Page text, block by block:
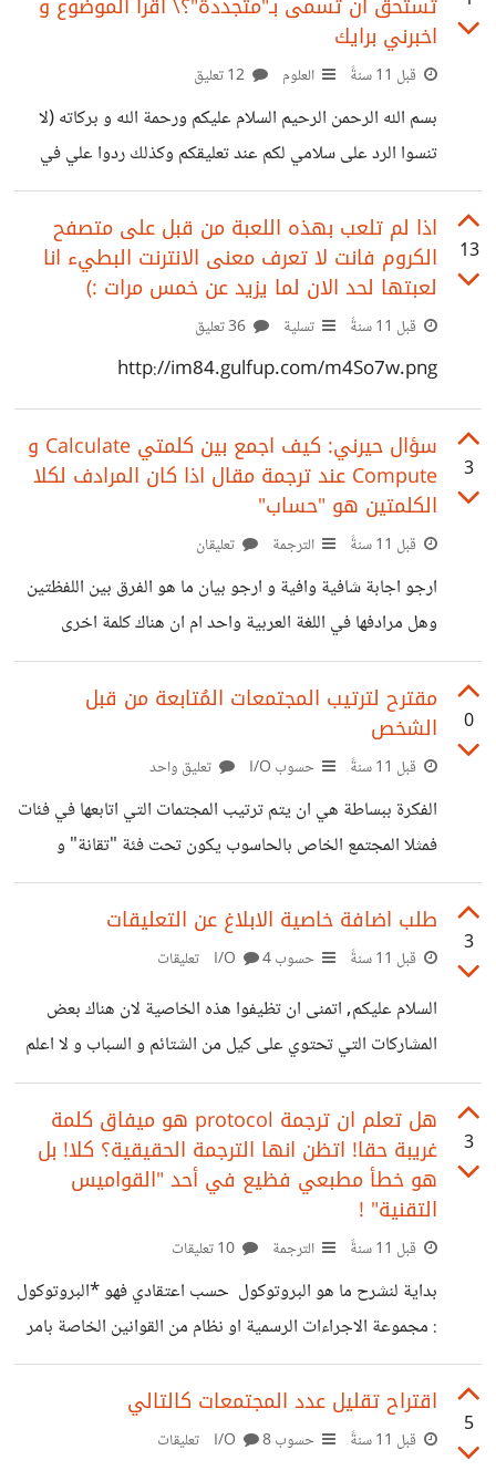
اخبرني برايك
قبل 11 سنةً العلوم
بسم الله الرحمن الرحيم السلام عليكم ورحمة الله و بركاته (لا
تنسوا الرد على سلامي لكم عند تعليقكم وكذلك ردوا علي في
قلوبكم فرد السلام واجب :p) اليوم وبينما كنت اتأمل موضوع
النفط و كيف انه قارب على الانتهاء و وجوب البحث في مجال
الطاقة المتجددة وكيف ان هذه الطاقة غير قابلة للنفاذ, وهذا مما
اثار استغرابي اليوم بعد تاملي في الموضوع. فكيف تستحق
الطاقة المتجددة هذا الاسم وهي غير متجددة حقا! فلو فكرنا
مثلا في مجال الطاقة الشمسية لوجدنا
13
اذا لم تلعب بهذه اللعبة من قبل على متصفح
الكروم فانت لا تعرف معنى الانترنت البطيء انا
لعبتها لحد الان لما يزيد عن خمس مرات :)
قبل 11 سنةً تسلية
http://im84.gulfup.com/m4So7w.png
3
سؤال حيرني: كيف اجمع بين كلمتي Calculate و
Compute عند ترجمة مقال اذا كان المرادف لكلا
الكلمتين هو "حساب"
قبل 11 سنةً الترجمة تعليقان
ارجو اجابة شافية وافية و ارجو بيان ما هو الفرق بين اللفظتين
وهل مرادفها في اللغة العربية واحد ام ان هناك كلمة اخرى
مناسبة لتعريب "Compute"؟ شاركونا بآرائكم.
0
مقترح لترتيب المجتمعات المُتابعة من قبل
الشخص
قبل 11 سنةً حسوب I/O تعليق واحد
الفكرة ببساطة هي ان يتم ترتيب المجتمات التي اتابعها في فئات
فمثلا المجتمع الخاص بالحاسوب يكون تحت فئة "تقانة" و
المجتمع الخاص باللغة العربية تحت فئة "اللغات" و هكذا حتى لا
يضيع المستخدم فعندما ارغب برؤية المجتمعات التي اتابعها
تظهر لي المجتمعات بصورة عشوائية مما يؤدي الى استغراقي
امكانية الترتيب الابجدي كالتالي:عندما ادخل الى صفحة
المجتمعات التي اتابعها يظهر لي شريط يحتوي على الاحرف
الابجدية فمثلا عند ضغطي على الحرف "ح"
3
طلب اضافة خاصية الابلاغ عن التعليقات
قبل 11 سنةً حسوب I/O4 تعليقات
السلام عليكم, اتمنى ان تظيفوا هذه الخاصية لان هناك بعض
المشاركات التي تحتوي على كيل من الشتائم و السباب و لا اعلم
كيف ابلغ عنها حتى وان وجدت طريقة للابلاغ فلن تكون بسهولة
اضافة هذه الخاصية مع :المزيد
3
هل تعلم ان ترجمة protocol هو ميفاق كلمة
غريبة حقا! اتظن انها الترجمة الحقيقية؟ كلا! بل
هو خطأ مطبعي فظيع في أحد "القواميس
التقنية" !
قبل 11 سنةً الترجمة
بداية لنشرح ما هو البروتوكول حسب اعتقادي فهو *البروتوكول
: مجموعة الاجراءات الرسمية او نظام من القوانين الخاصة بامر
معين* كثيرا ما كنت ابحث عن تعريب لهذه الكلمة الى ان وجدت
هذا التعريب في عرب آيز في قاموسهم التقني وهو قاموس
بفكرة رائعة يهدف الى توحيد المصطلحات التقنية حتى لا
5
اقتراح تقليل عدد المجتمعات كالتالي
قبل 11 سنةً حسوب I/O8 تعليقات